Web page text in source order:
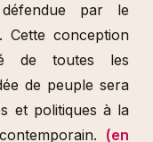
par le
Cette conception
de toutes les
de peuple sera
et politiques à la
(en